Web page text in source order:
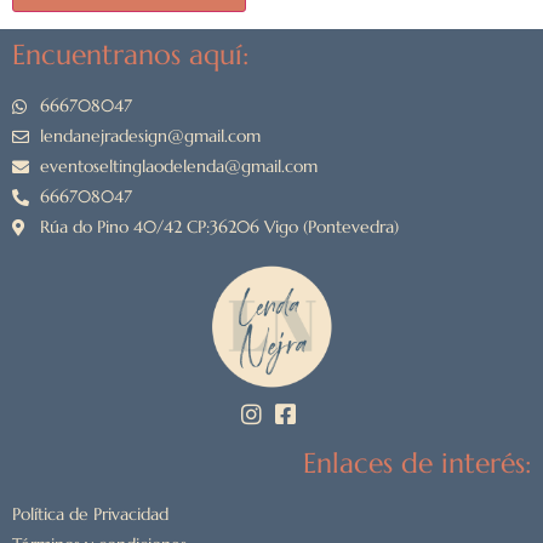
Encuentranos aquí:
666708047
lendanejradesign@gmail.com
eventoseltinglaodelenda@gmail.com
666708047
Rúa do Pino 40/42 CP:36206 Vigo (Pontevedra)
Enlaces de interés:
Política de Privacidad